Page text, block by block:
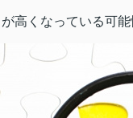
高くなっている可能